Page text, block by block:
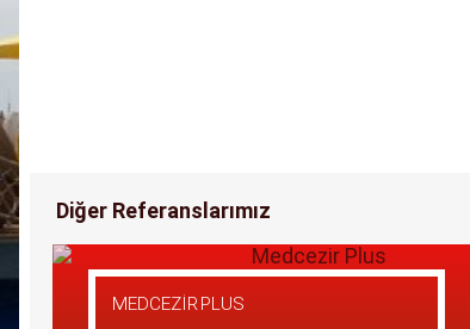
Diğer Referanslarımız
MEDCEZIR PLUS